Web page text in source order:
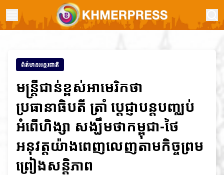
ព័ត៌មានអន្តរជាតិ
មន្ត្រីជាន់ខ្ពស់អាមេរិកថា
ប្រធានាធិបតី ត្រាំ ប្ដេជ្ញាបន្តបញ្ឈប់
អំពើហិង្សា សង្ឃឹមថាកម្ពុជា-ថៃ
អនុវត្តយ៉ាងពេញលេញតាមកិច្ចព្រម
ព្រៀងសន្តិភាព